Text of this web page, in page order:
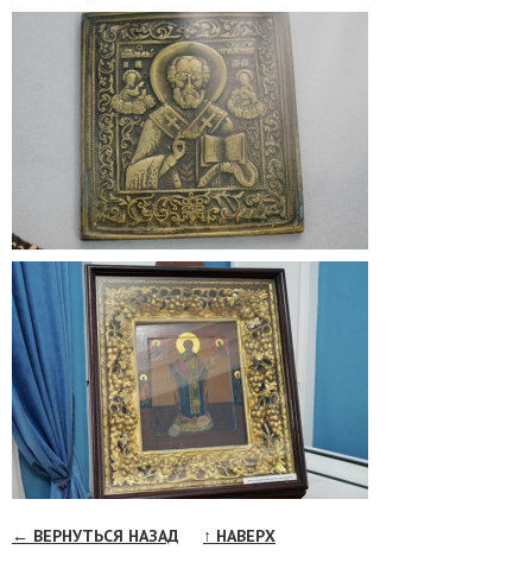
← ВЕРНУТЬСЯ НАЗАД ↑ НАВЕРХ